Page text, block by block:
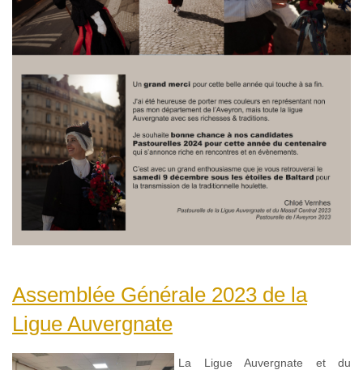
Assemblée Générale 2023 de la
Ligue Auvergnate
La Ligue Auvergnate et du